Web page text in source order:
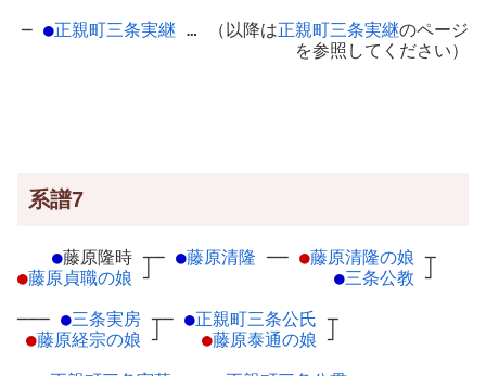
─ ●正親町三条実継 … （以降は正親町三条実継のページ
を参照してください）
系譜7
●藤原隆時 ┬
●藤原貞職の娘 ┘
─ ●藤原清隆 ── ●藤原清隆の娘 ┬
●三条公教 ┘
─── ●三条実房 ┬
●藤原経宗の娘 ┘
─ ●正親町三条公氏 ┬
●藤原泰通の娘 ┘